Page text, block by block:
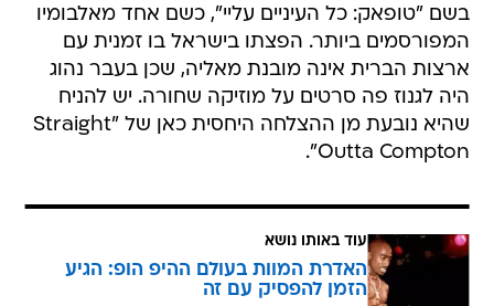
בשם "טופאק: כל העיניים עליי", כשם אחד מאלבומיו
המפורסמים ביותר. הפצתו בישראל בו זמנית עם
ארצות הברית אינה מובנת מאליה, שכן בעבר נהוג
היה לגנוז פה סרטים על מוזיקה שחורה. יש להניח
שהיא נובעת מן ההצלחה היחסית כאן של "Straight
Outta Compton".
עוד באותו נושא
האדרת המוות בעולם ההיפ הופ: הגיע
הזמן להפסיק עם זה